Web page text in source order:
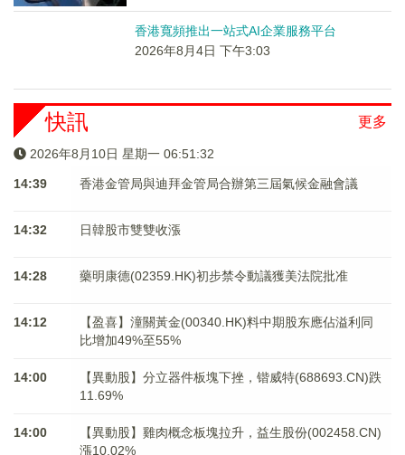
香港寬頻推出一站式AI企業服務平台
2026年8月4日 下午3:03
更多
快訊
2026年8月10日 星期一 06:51:32
14:39 香港金管局與迪拜金管局合辦第三屆氣候金融會議
14:32 日韓股市雙雙收漲
14:28 藥明康德(02359.HK)初步禁令動議獲美法院批准
14:12
【盈喜】潼關黃金(00340.HK)料中期股东應佔溢利同
比增加49%至55%
14:00
【異動股】分立器件板塊下挫，锴威特(688693.CN)跌
11.69%
14:00
【異動股】雞肉概念板塊拉升，益生股份(002458.CN)
漲10.02%